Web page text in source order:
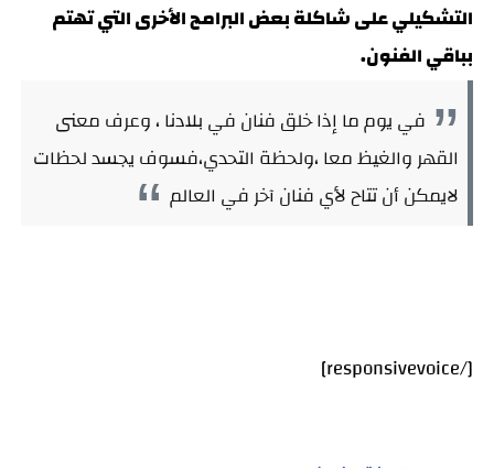
التشكيلي على شاكلة بعض البرامج الأخرى التي تهتم
بباقي الفنون.
في يوم ما إذا خلق فنان في بلادنا ، وعرف معنى
القهر والغيظ معا ،ولحظة التحدي،فسوف يجسد لحظات
لايمكن أن تتاح لأي فنان آخر في العالم
[/responsivevoice]